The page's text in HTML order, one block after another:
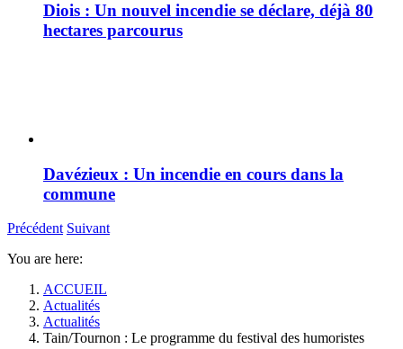
Diois : Un nouvel incendie se déclare, déjà 80
hectares parcourus
Davézieux : Un incendie en cours dans la
commune
Précédent Suivant
You are here:
ACCUEIL
Actualités
Actualités
Tain/Tournon : Le programme du festival des humoristes